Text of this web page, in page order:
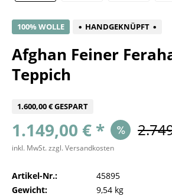
100% WOLLE HANDGEKNÜPFT
Afghan Feiner
Teppich
1.600,00 € GESPART
1.149,00 € *
inkl. MwSt.zzgl. Versandkosten
Artikel-Nr.:
45895
Gewicht:
9,54 kg